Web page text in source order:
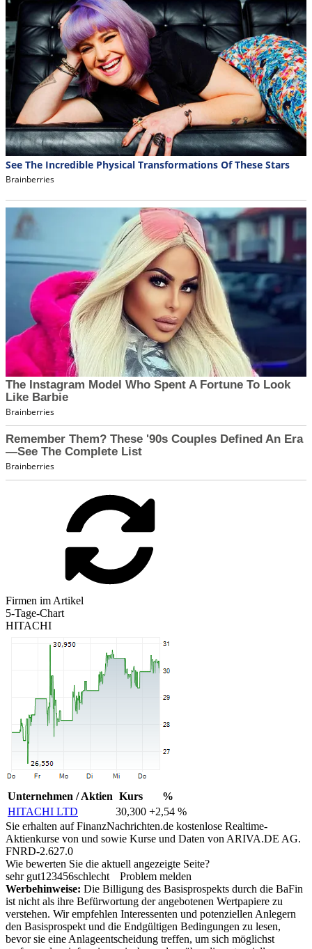
Firmen im Artikel
5-Tage-Chart
HITACHI
Unternehmen / Aktien Kurs
%
HITACHI LTD
30,300 +2,54 %
Sie erhalten auf FinanzNachrichten.de kostenlose Realtime-
Aktienkurse von und sowie Kurse und Daten von ARIVA.DE AG.
FNRD-2.627.0
Wie bewerten Sie die aktuell angezeigte Seite?
sehr gut1 23456schlecht
Problem melden
Werbehinweise: Die Billigung des Basisprospekts durch die BaFin
ist nicht als ihre Befürwortung der angebotenen Wertpapiere zu
verstehen. Wir empfehlen Interessenten und potenziellen Anlegern
den Basisprospekt und die Endgültigen Bedingungen zu lesen,
bevor sie eine Anlageentscheidung treffen, um sich möglichst